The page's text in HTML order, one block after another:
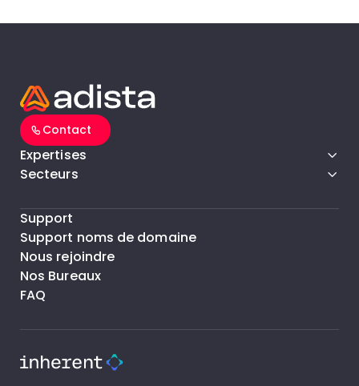
Contact
Expertises
Secteurs
Support
Support noms de domaine
Nous rejoindre
Nos Bureaux
FAQ